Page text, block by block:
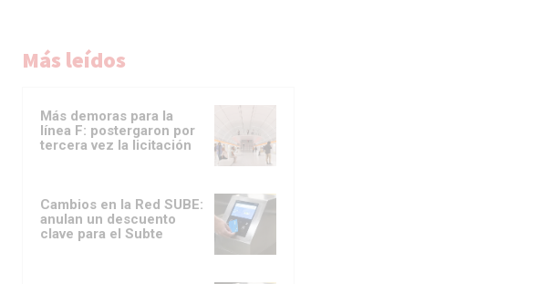
Más leídos
Más demoras para la
línea F: postergaron por
tercera vez la licitación
Cambios en la Red SUBE:
anulan un descuento
clave para el Subte